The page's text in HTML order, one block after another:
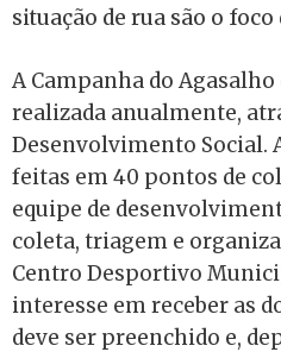
situação de rua são o
A Campanha do Agasalho
realizada anualmente,
Desenvolvimento Social.
feitas em 40 pontos de
equipe de
coleta, triagem e
Centro Desportivo
interesse em receber as
deve ser preenchido e,